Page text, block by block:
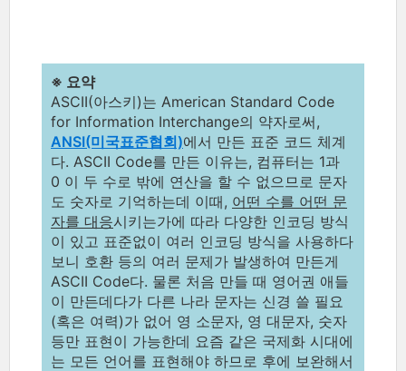
※ 요약
ASCII(아스키)는 American Standard Code
for Information Interchange의 약자로써,
ANSI(미국표준협회)에서 만든 표준 코드 체계
다. ASCII Code를 만든 이유는, 컴퓨터는 1과
0 이 두 수로 밖에 연산을 할 수 없으므로 문자
도 숫자로 기억하는데 이때, 어떤 수를 어떤 문
자를 대응시키는가에 따라 다양한 인코딩 방식
이 있고 표준없이 여러 인코딩 방식을 사용하다
보니 호환 등의 여러 문제가 발생하여 만든게
ASCII Code다. 물론 처음 만들 때 영어권 애들
이 만든데다가 다른 나라 문자는 신경 쓸 필요
(혹은 여력)가 없어 영 소문자, 영 대문자, 숫자
등만 표현이 가능한데 요즘 같은 국제화 시대에
는 모든 언어를 표현해야 하므로 후에 보완해서